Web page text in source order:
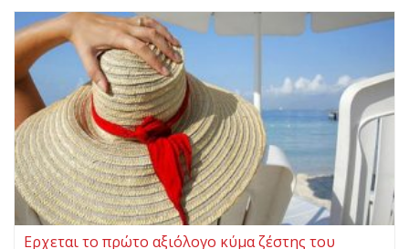
Ερχεται το πρώτο αξιόλογο κύμα ζέστης του